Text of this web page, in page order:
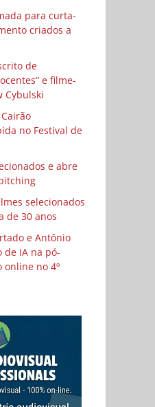
para curta-
criados a
de
e filme-
Cybulski
no Festival de
e abre
selecionados
de 30 anos
e Antônio
de IA na pó-
online no 4º